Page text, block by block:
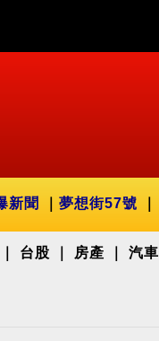
新聞 夢想街57號
台股 房產 汽車